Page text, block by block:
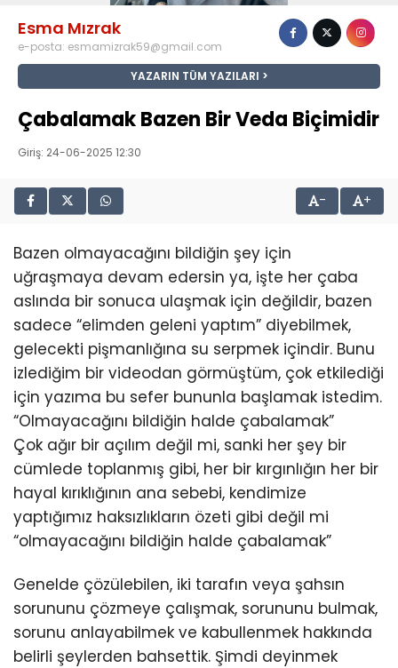
Esma Mızrak
e-posta: esmamizrak59@gmail.com
YAZARIN TÜM YAZILARI
Çabalamak Bazen Bir Veda Biçimidir
Giriş: 24-06-2025 12:30
- +
Bazen olmayacağını bildiğin şey için
uğraşmaya devam edersin ya, işte her çaba
aslında bir sonuca ulaşmak için değildir, bazen
sadece “elimden geleni yaptım” diyebilmek,
gelecekti pişmanlığına su serpmek içindir. Bunu
izlediğim bir videodan görmüştüm, çok etkilediği
için yazıma bu sefer bununla başlamak istedim.
“Olmayacağını bildiğin halde çabalamak”
Çok ağır bir açılım değil mi, sanki her şey bir
cümlede toplanmış gibi, her bir kırgınlığın her bir
hayal kırıklığının ana sebebi, kendimize
yaptığımız haksızlıkların özeti gibi değil mi
“olmayacağını bildiğin halde çabalamak”
Genelde çözülebilen, iki tarafın veya şahsın
sorununu çözmeye çalışmak, sorununu bulmak,
sorunu anlayabilmek ve kabullenmek hakkında
belirli şeylerden bahsettik. Şimdi deyinmek